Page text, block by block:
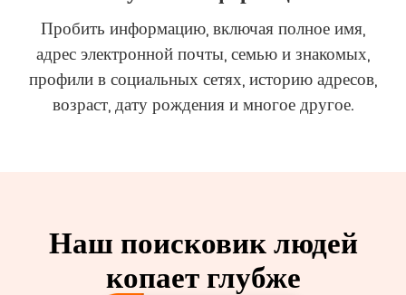
Пробить информацию, включая полное имя,
адрес электронной почты, семью и знакомых,
профили в социальных сетях, историю адресов,
возраст, дату рождения и многое другое.
Наш поисковик людей
копает глубже